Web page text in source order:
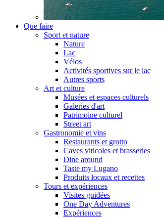
Que faire
Sport et nature
Nature
Lac
Vélos
Activités sportives sur le lac
Autres sports
Art et culture
Musées et espaces culturels
Galeries d'art
Patrimoine culturel
Street art
Gastronomie et vins
Restaurants et grotto
Caves viticoles et brasseries
Dine around
Taste my Lugano
Produits locaux et recettes
Tours et expériences
Visites guidées
One Day Adventures
Expériences